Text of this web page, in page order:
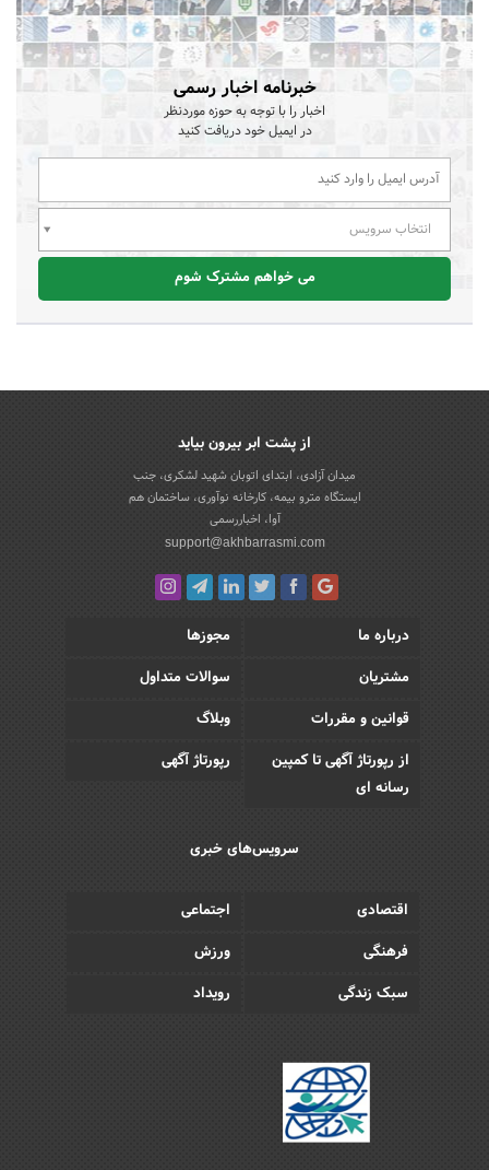
خبرنامه اخبار رسمی
اخبار را با توجه به حوزه موردنظر
در ایمیل خود دریافت کنید
انتخاب سرویس
می خواهم مشترک شوم
از پشت ابر بیرون بیاید
میدان آزادی، ابتدای اتوبان شهید لشکری، جنب
ایستگاه مترو بیمه، کارخانه نوآوری، ساختمان هم
آوا، اخباررسمی
support@akhbarrasmi.com
درباره ما
مجوزها
مشتریان
سوالات متداول
قوانین و مقررات
وبلاگ
از رپورتاژ آگهی تا کمپین
رسانه ای
رپورتاژ آگهی
سرویس‌های خبری
اقتصادی
اجتماعی
فرهنگی
ورزش
سبک زندگی
رویداد